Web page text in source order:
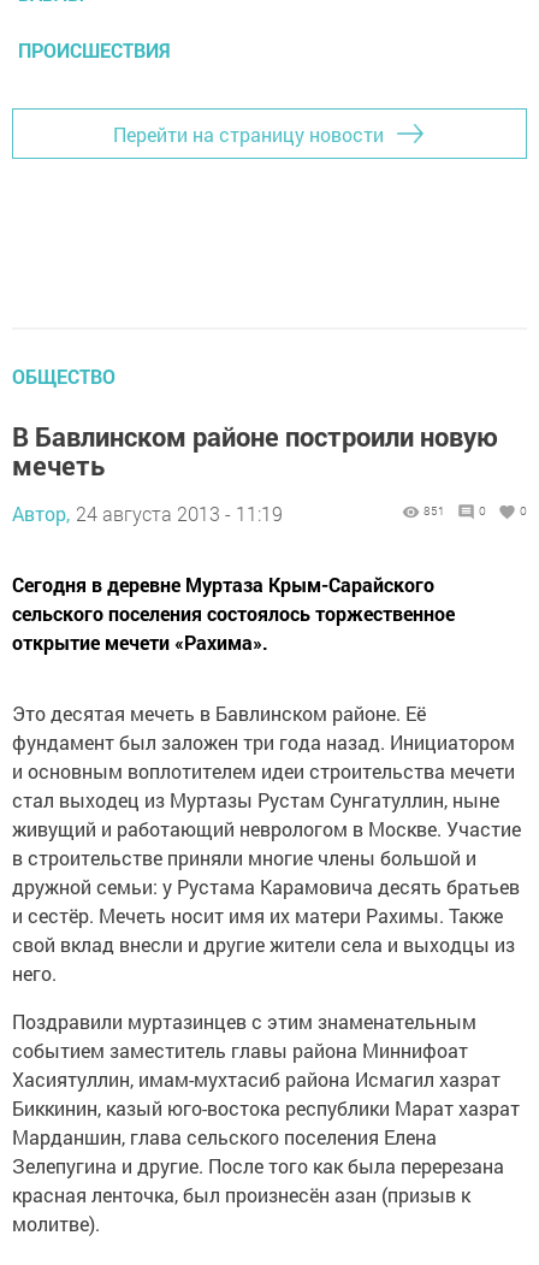
ПРОИСШЕСТВИЯ
Перейти на страницу новости
ОБЩЕСТВО
В Бавлинском районе построили новую
мечеть
Автор, 24 августа 2013 - 11:19 851 0 0
Сегодня в деревне Муртаза Крым-Сарайского
сельского поселения состоялось торжественное
открытие мечети «Рахима».
Это десятая мечеть в Бавлинском районе. Её
фундамент был заложен три года назад. Инициатором
и основным воплотителем идеи строительства мечети
стал выходец из Муртазы Рустам Сунгатуллин, ныне
живущий и работающий неврологом в Москве. Участие
в строительстве приняли многие члены большой и
дружной семьи: у Рустама Карамовича десять братьев
и сестёр. Мечеть носит имя их матери Рахимы. Также
свой вклад внесли и другие жители села и выходцы из
него.
Поздравили муртазинцев с этим знаменательным
событием заместитель главы района Миннифоат
Хасиятуллин, имам-мухтасиб района Исмагил хазрат
Биккинин, казый юго-востока республики Марат хазрат
Марданшин, глава сельского поселения Елена
Зелепугина и другие. После того как была перерезана
красная ленточка, был произнесён азан (призыв к
молитве).